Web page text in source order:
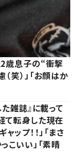
2歳息子の“衝撃
笑）」「お顔はか
雑誌』に載って
て転身した現在
ップ！！」「まさ
こいい」「素晴